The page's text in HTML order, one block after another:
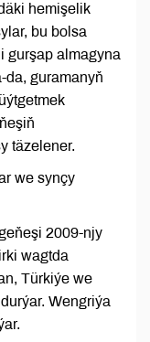
hemişelik
bu bolsa
gurşap almagyna
da, guramanyň
täzelener.
we synçy
2009-njy
wagtda
Türkiýe we
Wengriýa